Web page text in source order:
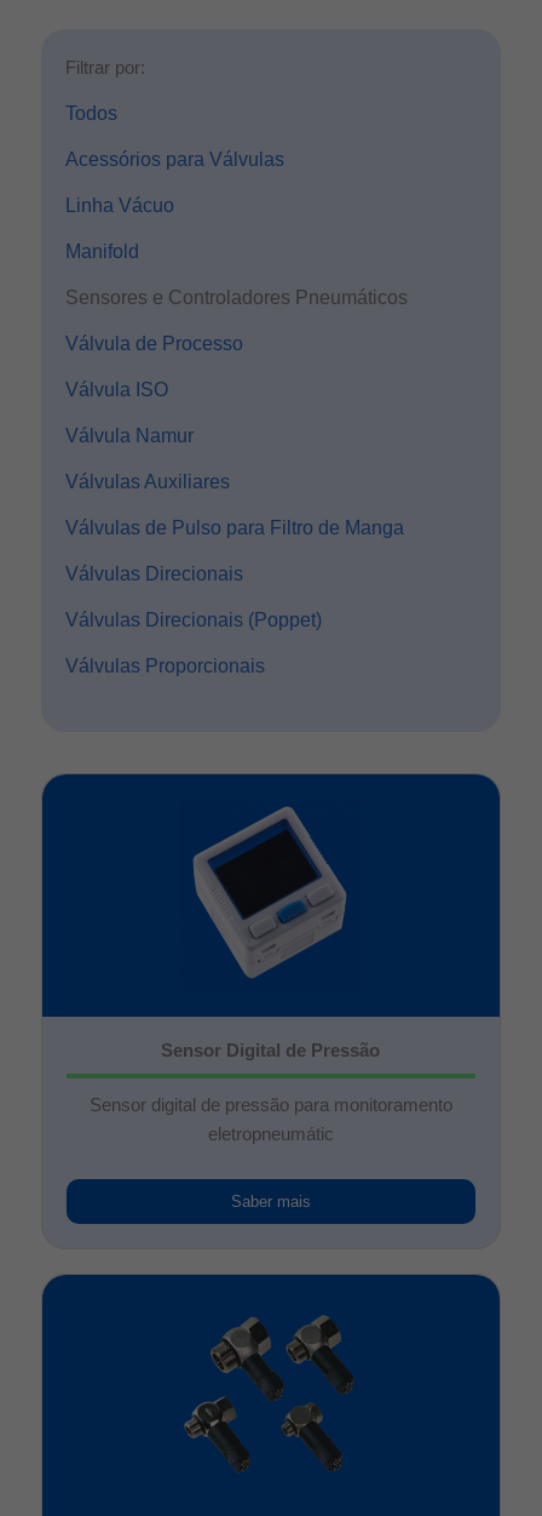
Filtrar por:
Todos
Acessórios para Válvulas
Linha Vácuo
Manifold
Sensores e Controladores Pneumáticos
Válvula de Processo
Válvula ISO
Válvula Namur
Válvulas Auxiliares
Válvulas de Pulso para Filtro de Manga
Válvulas Direcionais
Válvulas Direcionais (Poppet)
Válvulas Proporcionais
Sensor Digital de Pressão
Sensor digital de pressão para monitoramento
eletropneumátic
Saber mais